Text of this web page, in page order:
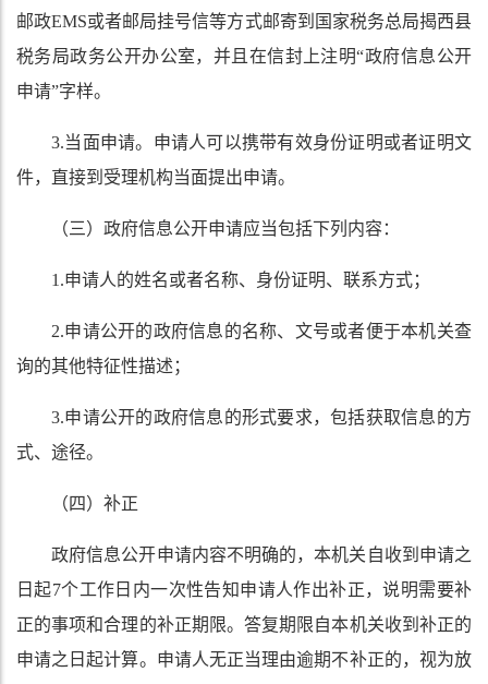
邮政EMS或者邮局挂号信等方式邮寄到国家税务总局揭西县
税务局政务公开办公室，并且在信封上注明“政府信息公开
申请”字样。
3.当面申请。申请人可以携带有效身份证明或者证明文
件，直接到受理机构当面提出申请。
（三）政府信息公开申请应当包括下列内容：
1.申请人的姓名或者名称、身份证明、联系方式；
2.申请公开的政府信息的名称、文号或者便于本机关查
询的其他特征性描述；
3.申请公开的政府信息的形式要求，包括获取信息的方
式、途径。
（四）补正
政府信息公开申请内容不明确的，本机关自收到申请之
日起7个工作日内一次性告知申请人作出补正，说明需要补
正的事项和合理的补正期限。答复期限自本机关收到补正的
申请之日起计算。申请人无正当理由逾期不补正的，视为放